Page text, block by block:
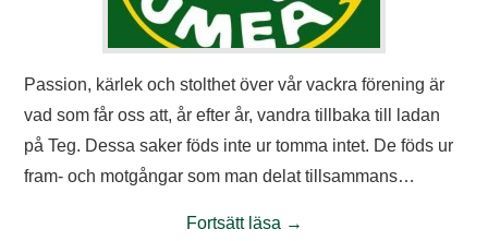
Passion, kärlek och stolthet över vår vackra förening är
vad som får oss att, år efter år, vandra tillbaka till ladan
på Teg. Dessa saker föds inte ur tomma intet. De föds ur
fram- och motgångar som man delat tillsammans…
Fortsätt läsa →